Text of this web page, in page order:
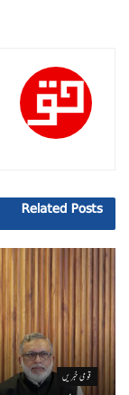
Related Posts
قومی خبریں